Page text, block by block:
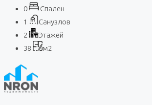
0
Спален
1
Санузлов
2
Этажей
38
м2